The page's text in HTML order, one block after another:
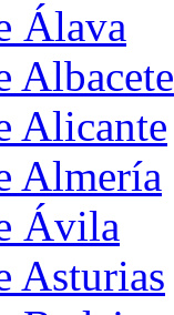
Álava
Albacete
Alicante
Almería
Ávila
Asturias